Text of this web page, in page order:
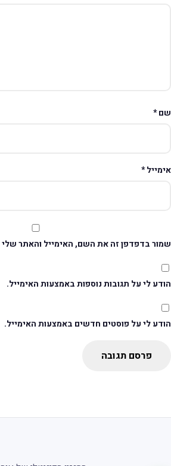
*
*
בדפדפן זה את השם, האימייל והאתר
לי על תגובות נוספות באמצעות האימייל.
לי על פוסטים חדשים באמצעות האימייל.
פרסם תגובה